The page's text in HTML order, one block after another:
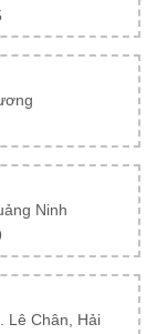
Ninh
Lê Chân, Hải